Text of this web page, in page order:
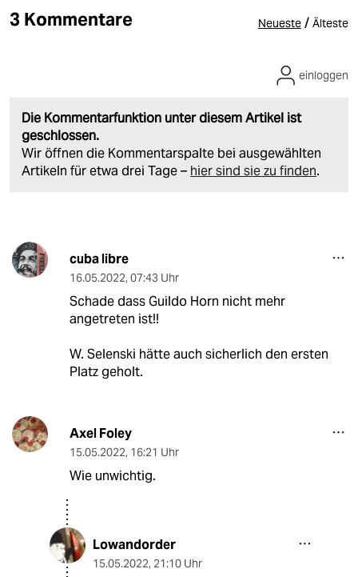
3 Kommentare Neueste / Älteste
Die Kommentarfunktion unter diesem Artikel ist
geschlossen.
Wir öffnen die Kommentarspalte bei ausgewählten
Artikeln für etwa drei Tage – hier sind sie zu finden.
einloggen
cuba libre
16.05.2022, 07:43 Uhr
Schade dass Guildo Horn nicht mehr
angetreten ist!!
W. Selenski hätte auch sicherlich den ersten
Platz geholt.
Axel Foley
15.05.2022, 16:21 Uhr
Wie unwichtig.
Lowandorder
15.05.2022, 21:10 Uhr